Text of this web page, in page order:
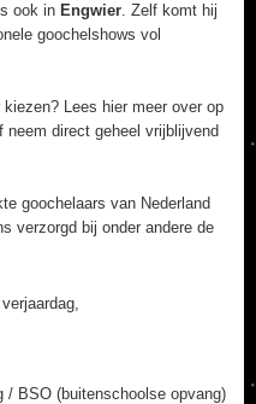
ook in Engwier. Zelf komt hij
goochelshows vol
Lees hier meer over op
direct geheel vrijblijvend
goochelaars van Nederland
verzorgd bij onder andere de
/ BSO (buitenschoolse opvang)